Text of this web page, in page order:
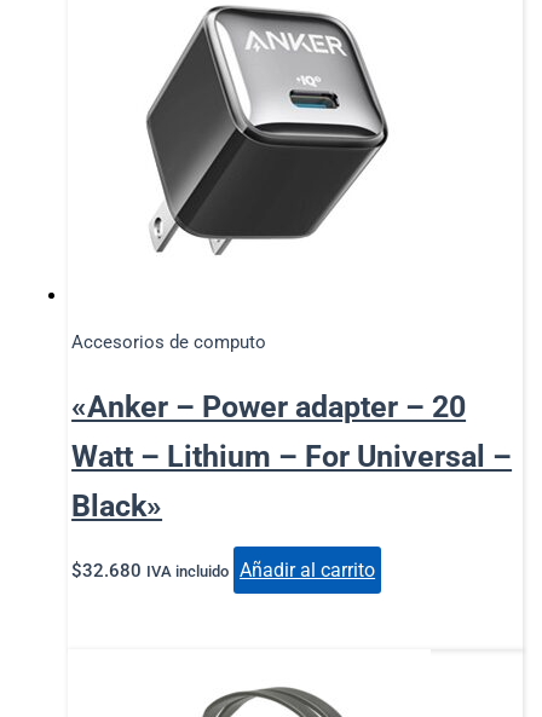
Accesorios de computo
«Anker – Power adapter – 20
Watt – Lithium – For Universal –
Black»
$32.680 IVA incluido Añadir al carrito